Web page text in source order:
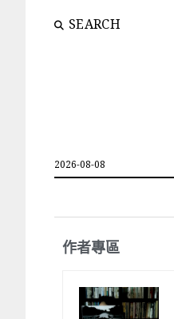
SEARCH
2026-08-08
作者專區